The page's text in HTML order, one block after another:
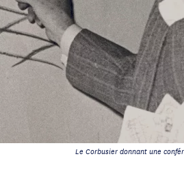
Le Corbusier donnant une